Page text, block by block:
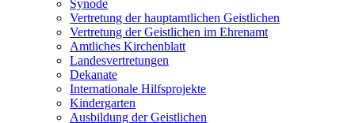
Synode
Vertretung der hauptamtlichen Geistlichen
Vertretung der Geistlichen im Ehrenamt
Amtliches Kirchenblatt
Landesvertretungen
Dekanate
Internationale Hilfsprojekte
Kindergarten
Ausbildung der Geistlichen